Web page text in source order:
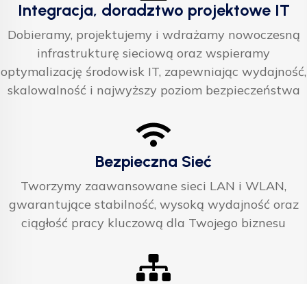
Integracja, doradztwo projektowe IT
Dobieramy, projektujemy i wdrażamy nowoczesną
infrastrukturę sieciową oraz wspieramy
optymalizację środowisk IT, zapewniając wydajność,
skalowalność i najwyższy poziom bezpieczeństwa
Bezpieczna Sieć
Tworzymy zaawansowane sieci LAN i WLAN,
gwarantujące stabilność, wysoką wydajność oraz
ciągłość pracy kluczową dla Twojego biznesu